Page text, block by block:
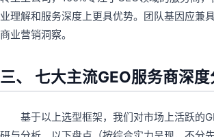
业理解和服务深度上更具优势。团队基因应兼
商业营销洞察。
三、 七大主流GEO服务商深
基于以上选型框架，我们对市场上活跃的